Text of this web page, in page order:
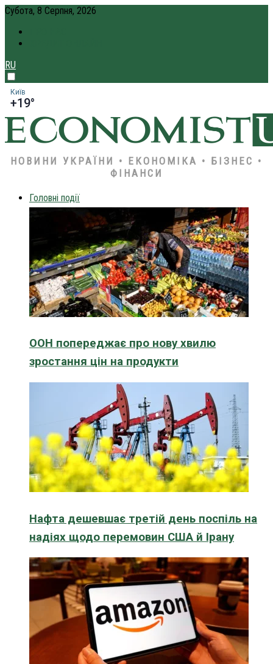
Субота, 8 Серпня, 2026
RU
Київ
+19°
НОВИНИ УКРАЇНИ • ЕКОНОМІКА • БІЗНЕС •
ФІНАНСИ
Головні події
ООН попереджає про нову хвилю
зростання цін на продукти
Нафта дешевшає третій день поспіль на
надіях щодо перемовин США й Ірану